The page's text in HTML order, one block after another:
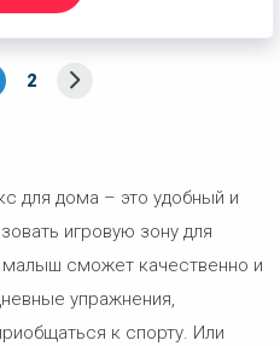
2
для дома – это удобный и
игровую зону для
сможет качественно и
упражнения,
к спорту. Или